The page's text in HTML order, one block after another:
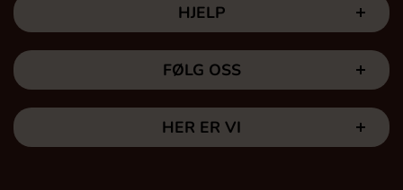
HJELP
FØLG OSS
HER ER VI